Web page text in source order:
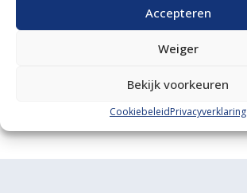
Accepteren
Weiger
Bekijk voorkeuren
CookiebeleidPrivacyverklaring
Diverse aanbouwwerktuigen
Grote voorraad minitrekkers
Grootste in kleine tractoren